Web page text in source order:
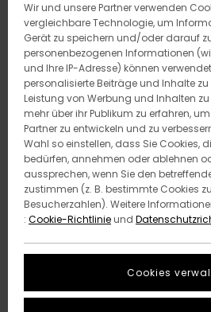
Wir und unsere Partner verwenden
vergleichbare Technologie, um
Gerät zu speichern und/oder darauf
personenbezogenen Informationen
und Ihre IP-Adresse) können
personalisierte Beiträge und Inhalte
Leistung von Werbung und Inhalten
mehr über ihr Publikum zu erfahren,
Partner zu entwickeln und zu
Wahl so einstellen, dass Sie Cookies,
bedürfen, annehmen oder ablehnen
aussprechen, wenn Sie den
zustimmen (z. B. bestimmte Cookies
Besucherzahlen). Weitere
: Cookie-Richtlinieund
Cookies